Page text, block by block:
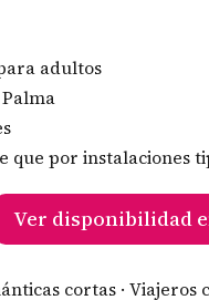
adultos
que por instalaciones
Ver disponibilidad
cortas ·